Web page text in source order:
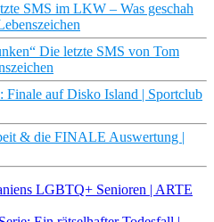
SMS im LKW – Was geschah
Die letzte SMS von Tom
Finale auf Disko Island | Sportclub
& die FINALE Auswertung |
LGBTQ+ Senioren | ARTE